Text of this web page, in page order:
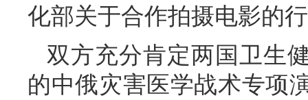
化部关于合作拍摄电影的
双方充分肯定两国卫生
的中俄灾害医学战术专项